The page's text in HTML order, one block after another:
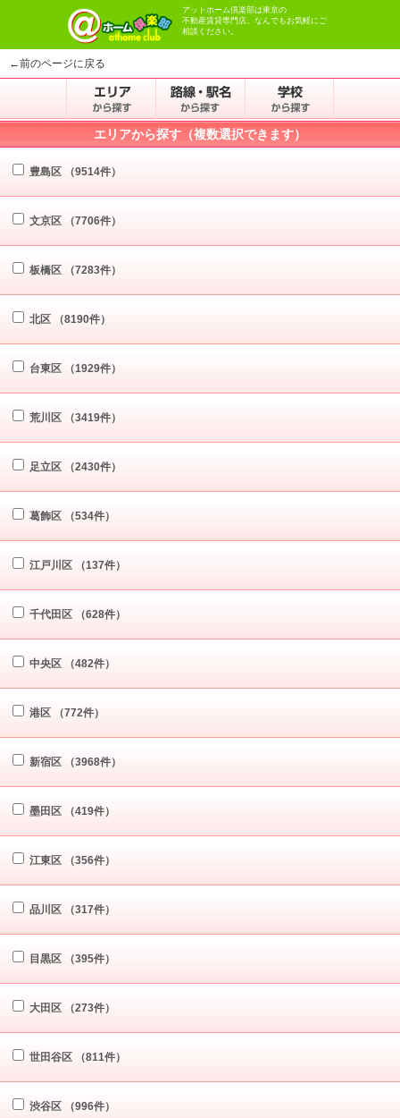
アットホーム倶楽部は東京の
不動産賃貸専門店。なんでもお気軽にご
相談ください。
←前のページに戻る
エリアから探す（複数選択できます）
豊島区 （9514件）
文京区 （7706件）
板橋区 （7283件）
北区 （8190件）
台東区 （1929件）
荒川区 （3419件）
足立区 （2430件）
葛飾区 （534件）
江戸川区 （137件）
千代田区 （628件）
中央区 （482件）
港区 （772件）
新宿区 （3968件）
墨田区 （419件）
江東区 （356件）
品川区 （317件）
目黒区 （395件）
大田区 （273件）
世田谷区 （811件）
渋谷区 （996件）